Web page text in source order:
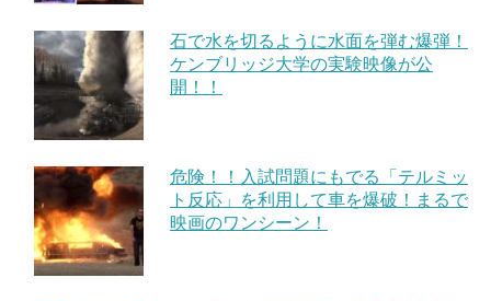
石で水を切るように水面を弾む爆弾！
ケンブリッジ大学の実験映像が公
開！！
危険！！入試問題にもでる「テルミッ
ト反応」を利用して車を爆破！まるで
映画のワンシーン！